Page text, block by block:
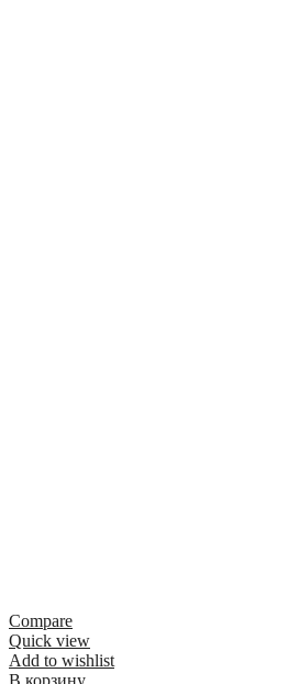
Compare
Quick view
Add to wishlist